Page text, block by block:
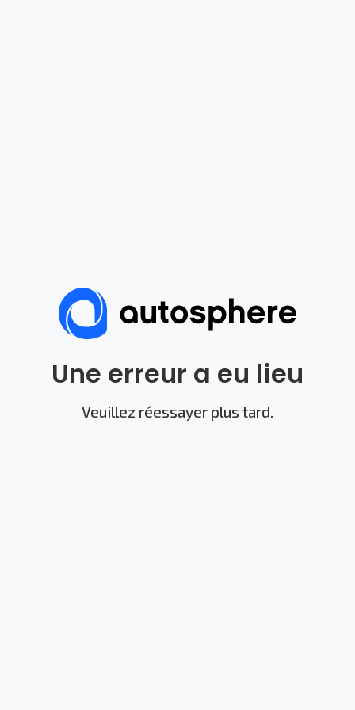
Une erreur a eu lieu
Veuillez réessayer plus tard.